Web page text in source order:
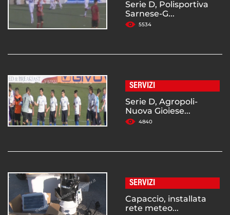
Serie D, Polisportiva
Sarnese-G...
5534
SERVIZI
Serie D, Agropoli-
Nuova Gioiese...
4840
SERVIZI
Capaccio, installata
rete meteo...